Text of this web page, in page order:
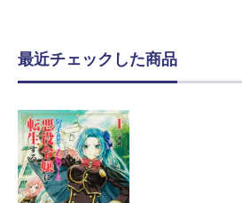
最近チェックした商品